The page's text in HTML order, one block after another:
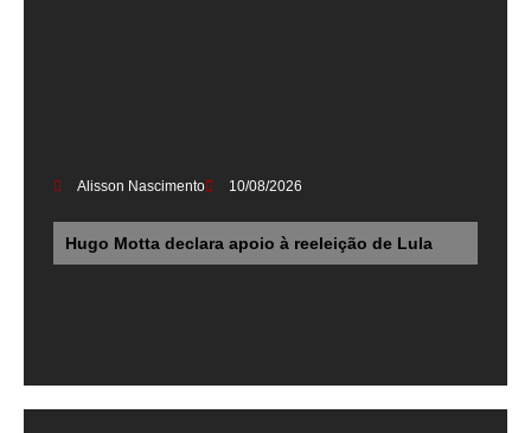
Alisson Nascimento 10/08/2026
Hugo Motta declara apoio à reeleição de Lula